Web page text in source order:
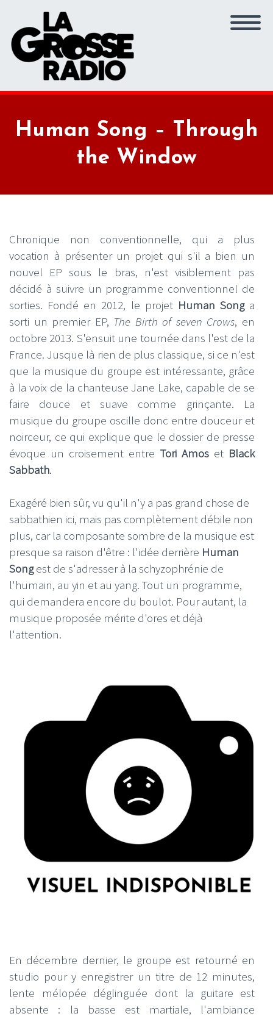
Human Song – Through
the Window
Chronique non conventionnelle, qui a plus
vocation à présenter un projet qui s'il a bien un
nouvel EP sous le bras, n'est visiblement pas
décidé à suivre un programme conventionnel de
sorties. Fondé en 2012, le projet Human Songa
sorti un premier EP, The Birth of seven Crows, en
octobre 2013. S'ensuit une tournée dans l'est de la
France. Jusque là rien de plus classique, si ce n'est
que la musique du groupe est intéressante, grâce
à la voix de la chanteuse Jane Lake, capable de se
faire douce et suave comme grinçante. La
musique du groupe oscille donc entre douceur et
noirceur, ce qui explique que le dossier de presse
évoque un croisement entre Tori Amoset Black
Sabbath.
Exagéré bien sûr, vu qu'il n'y a pas grand chose de
sabbathien ici, mais pas complètement débile non
plus, car la composante sombre de la musique est
presque sa raison d'être : l'idée derrière Human
Songest de s'adresser à la schyzophrénie de
l'humain, au yin et au yang. Tout un programme,
qui demandera encore du boulot. Pour autant, la
musique proposée mérite d'ores et déjà
l'attention.
En décembre dernier, le groupe est retourné en
studio pour y enregistrer un titre de 12 minutes,
lente mélopée déglinguée dont la guitare est
absente : la basse est martiale, l'ambiance